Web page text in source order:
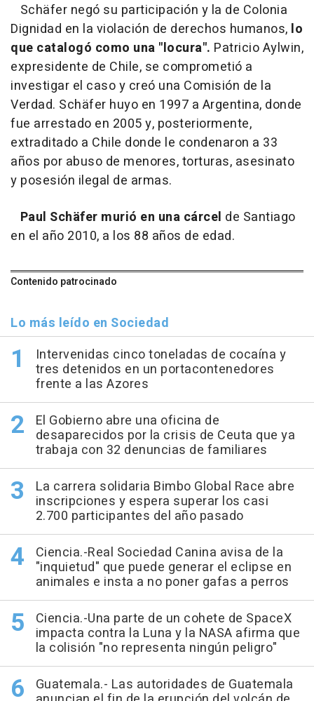
Schäfer negó su participación y la de Colonia
Dignidad en la violación de derechos humanos, lo
que catalogó como una "locura". Patricio Aylwin,
expresidente de Chile, se comprometió a
investigar el caso y creó una Comisión de la
Verdad. Schäfer huyo en 1997 a Argentina, donde
fue arrestado en 2005 y, posteriormente,
extraditado a Chile donde le condenaron a 33
años por abuso de menores, torturas, asesinato
y posesión ilegal de armas.
Paul Schäfer murió en una cárcel de Santiago
en el año 2010, a los 88 años de edad.
Contenido patrocinado
Lo más leído en Sociedad
Intervenidas cinco toneladas de cocaína y
tres detenidos en un portacontenedores
frente a las Azores
El Gobierno abre una oficina de
desaparecidos por la crisis de Ceuta que ya
trabaja con 32 denuncias de familiares
La carrera solidaria Bimbo Global Race abre
inscripciones y espera superar los casi
2.700 participantes del año pasado
Ciencia.-Real Sociedad Canina avisa de la
"inquietud" que puede generar el eclipse en
animales e insta a no poner gafas a perros
Ciencia.-Una parte de un cohete de SpaceX
impacta contra la Luna y la NASA afirma que
la colisión "no representa ningún peligro"
Guatemala.- Las autoridades de Guatemala